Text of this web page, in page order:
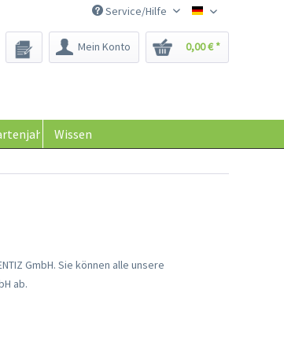
Saatgut-Biene
Service/Hilfe
Mein Konto 0,00 € *
Wissen
GmbH. Sie können alle unsere
ab.